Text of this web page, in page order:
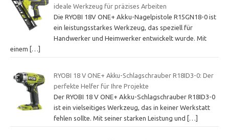
ideale Werkzeug für präzises Arbeiten
Die RYOBI 18V ONE+ Akku-Nagelpistole R15GN18-0 ist
ein leistungsstarkes Werkzeug, das speziell für
Handwerker und Heimwerker entwickelt wurde. Mit
einem
[…]
RYOBI 18 V ONE+ Akku-Schlagschrauber R18ID3-0: Der
perfekte Helfer für Ihre Projekte
Der RYOBI 18 V ONE+ Akku-Schlagschrauber R18ID3-0
ist ein vielseitiges Werkzeug, das in keiner Werkstatt
fehlen sollte. Mit seiner starken Leistung und […]